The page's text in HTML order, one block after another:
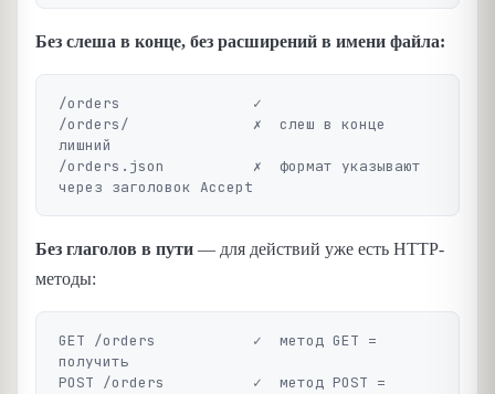
Без слеша в конце, без расширений в имени файла:
/orders               ✓
/orders/              ✗  слеш в конце
лишний
/orders.json          ✗  формат указывают
Без глаголов в пути — для действий уже есть HTTP-
методы:
GET /orders           ✓  метод GET =
получить
POST /orders          ✓  метод POST =